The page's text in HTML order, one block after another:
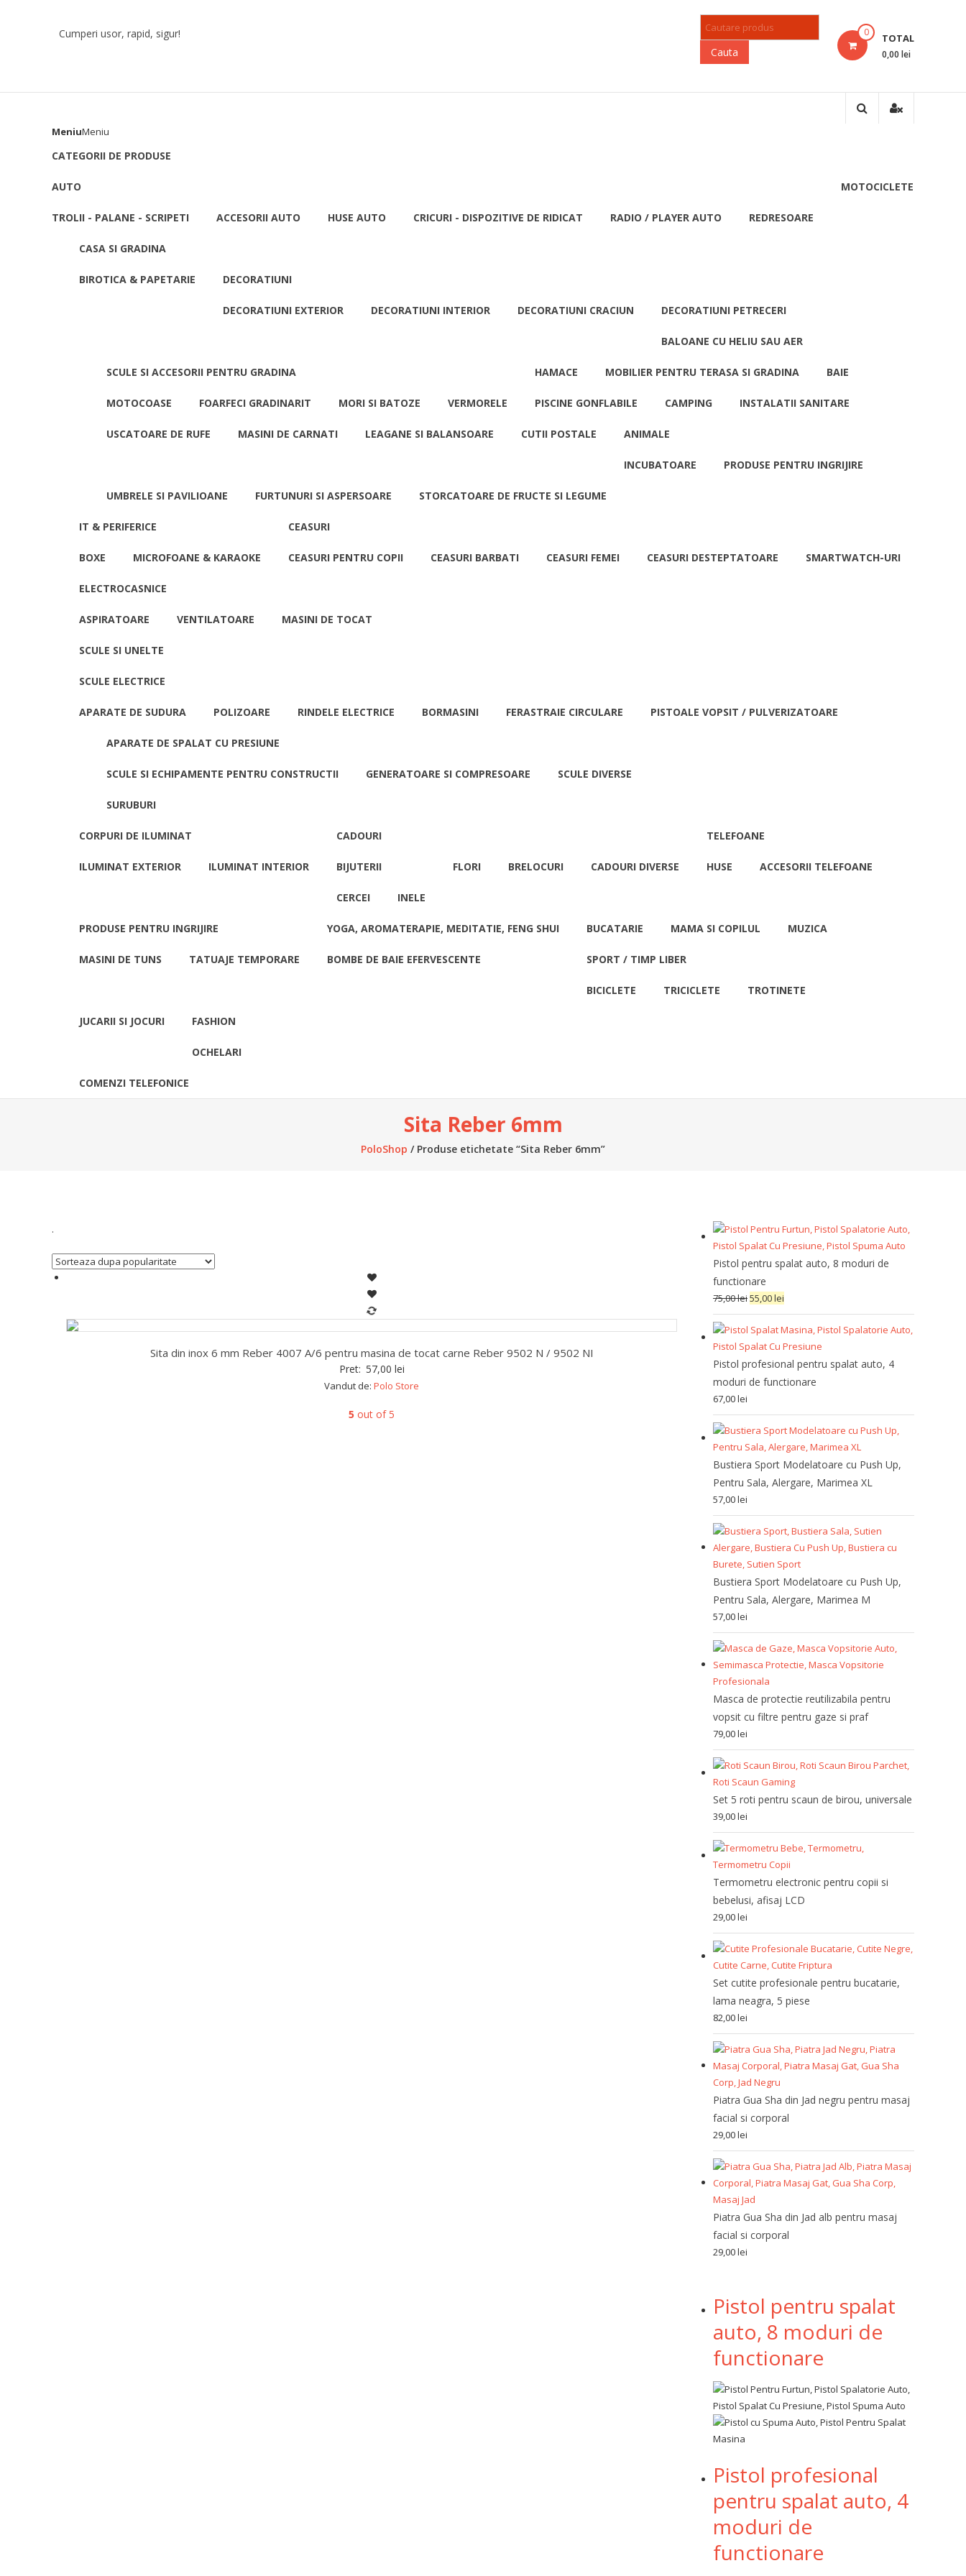
Cumperi usor, rapid, sigur! 0 TOTAL
0,00 lei
Products search
Cauta
MeniuMeniu
CATEGORII DE PRODUSE
AUTO
TROLII - PALANE - SCRIPETI ACCESORII AUTO HUSE AUTO CRICURI - DISPOZITIVE DE RIDICAT RADIO / PLAYER AUTO REDRESOARE
MOTOCICLETE
CASA SI GRADINA
BIROTICA & PAPETARIE DECORATIUNI
DECORATIUNI EXTERIOR DECORATIUNI INTERIOR DECORATIUNI CRACIUN DECORATIUNI PETRECERI
BALOANE CU HELIU SAU AER
SCULE SI ACCESORII PENTRU GRADINA
MOTOCOASE FOARFECI GRADINARIT MORI SI BATOZE VERMORELE
HAMACE MOBILIER PENTRU TERASA SI GRADINA BAIE
PISCINE GONFLABILE CAMPING INSTALATII SANITARE
USCATOARE DE RUFE MASINI DE CARNATI LEAGANE SI BALANSOARE CUTII POSTALE ANIMALE
INCUBATOARE PRODUSE PENTRU INGRIJIRE
UMBRELE SI PAVILIOANE FURTUNURI SI ASPERSOARE STORCATOARE DE FRUCTE SI LEGUME
IT & PERIFERICE
BOXE MICROFOANE & KARAOKE
CEASURI
CEASURI PENTRU COPII CEASURI BARBATI CEASURI FEMEI CEASURI DESTEPTATOARE SMARTWATCH-URI
ELECTROCASNICE
ASPIRATOARE VENTILATOARE MASINI DE TOCAT
SCULE SI UNELTE
SCULE ELECTRICE
APARATE DE SUDURA POLIZOARE RINDELE ELECTRICE BORMASINI FERASTRAIE CIRCULARE PISTOALE VOPSIT / PULVERIZATOARE
APARATE DE SPALAT CU PRESIUNE
SCULE SI ECHIPAMENTE PENTRU CONSTRUCTII
SURUBURI
GENERATOARE SI COMPRESOARE SCULE DIVERSE
CORPURI DE ILUMINAT
ILUMINAT EXTERIOR ILUMINAT INTERIOR
CADOURI
BIJUTERII
CERCEI INELE
FLORI BRELOCURI CADOURI DIVERSE
TELEFOANE
HUSE ACCESORII TELEFOANE
PRODUSE PENTRU INGRIJIRE
MASINI DE TUNS TATUAJE TEMPORARE
YOGA, AROMATERAPIE, MEDITATIE, FENG SHUI
BOMBE DE BAIE EFERVESCENTE
BUCATARIE MAMA SI COPILUL MUZICA
SPORT / TIMP LIBER
BICICLETE TRICICLETE TROTINETE
JUCARII SI JOCURI FASHION
OCHELARI
COMENZI TELEFONICE
Sita Reber 6mm
PoloShop / Produse etichetate “Sita Reber 6mm”
.
Sita din inox 6 mm Reber 4007 A/6 pentru masina de tocat carne Reber 9502 N / 9502 NI
Pret: 57,00 lei
Vandut de: Polo Store
5 out of 5
Pistol pentru spalat auto, 8 moduri de
functionare
75,00lei55,00lei
Pistol profesional pentru spalat auto, 4
moduri de functionare
67,00lei
Bustiera Sport Modelatoare cu Push Up,
Pentru Sala, Alergare, Marimea XL
57,00lei
Bustiera Sport Modelatoare cu Push Up,
Pentru Sala, Alergare, Marimea M
57,00lei
Masca de protectie reutilizabila pentru
vopsit cu filtre pentru gaze si praf
79,00lei
Set 5 roti pentru scaun de birou, universale
39,00lei
Termometru electronic pentru copii si
bebelusi, afisaj LCD
29,00lei
Set cutite profesionale pentru bucatarie,
lama neagra, 5 piese
82,00lei
Piatra Gua Sha din Jad negru pentru masaj
facial si corporal
29,00lei
Piatra Gua Sha din Jad alb pentru masaj
facial si corporal
29,00lei
Pistol pentru spalat
auto, 8 moduri de
functionare
Pistol profesional
pentru spalat auto, 4
moduri de
functionare